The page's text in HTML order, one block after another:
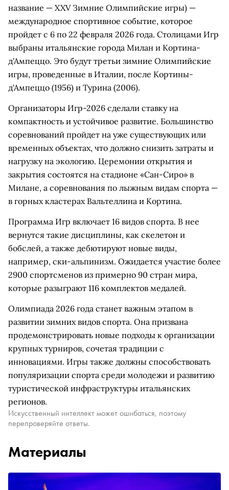
название — XXV Зимние Олимпийские игры) —
международное спортивное событие, которое
пройдет с 6 по 22 февраля 2026 года. Столицами Игр
выбраны итальянские города Милан и Кортина-
д'Ампеццо. Это будут третьи зимние Олимпийские
игры, проведенные в Италии, после Кортины-
д'Ампеццо (1956) и Турина (2006).
Организаторы Игр-2026 сделали ставку на
компактность и устойчивое развитие. Большинство
соревнований пройдет на уже существующих или
временных объектах, что должно снизить затраты и
нагрузку на экологию. Церемонии открытия и
закрытия состоятся на стадионе «Сан-Сиро» в
Милане, а соревнования по лыжным видам спорта —
в горных кластерах Вальтеллина и Кортина.
Программа Игр включает 16 видов спорта. В нее
вернутся такие дисциплины, как скелетон и
бобслей, а также дебютируют новые виды,
например, ски-альпинизм. Ожидается участие более
2900 спортсменов из примерно 90 стран мира,
которые разыграют 116 комплектов медалей.
Олимпиада 2026 года станет важным этапом в
развитии зимних видов спорта. Она призвана
продемонстрировать новые подходы к организации
крупных турниров, сочетая традиции с
инновациями. Игры также должны способствовать
популяризации спорта среди молодежи и развитию
туристической инфраструктуры итальянских
регионов.
Искусственный интеллект может ошибаться, поэтому
перепроверяйте ответы.
Материалы